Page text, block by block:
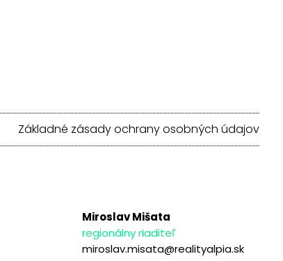
Základné zásady ochrany osobných údajov
Miroslav Mišata
regionálny riaditeľ
miroslav.misata@realityalpia.sk